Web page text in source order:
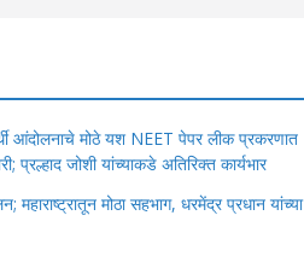
आंदोलनाचे मोठे यश NEET पेपर लीक प्रकरणात
प्रल्हाद जोशी यांच्याकडे अतिरिक्त कार्यभार
मोठा सहभाग, धरमेंद्र प्रधान यांच्या